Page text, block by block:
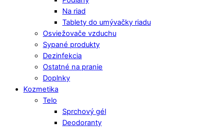
Na riad
Tablety do umývačky riadu
Osviežovače vzduchu
Sypané produkty
Dezinfekcia
Ostatné na pranie
Doplnky
Kozmetika
Telo
Sprchový gél
Deodoranty